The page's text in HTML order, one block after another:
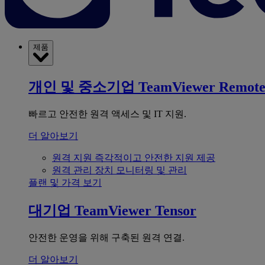
제품
개인 및 중소기업 TeamViewer Remote
빠르고 안전한 원격 액세스 및 IT 지원.
더 알아보기
원격 지원 즉각적이고 안전한 지원 제공
원격 관리 장치 모니터링 및 관리
플랜 및 가격 보기
대기업 TeamViewer Tensor
안전한 운영을 위해 구축된 원격 연결.
더 알아보기